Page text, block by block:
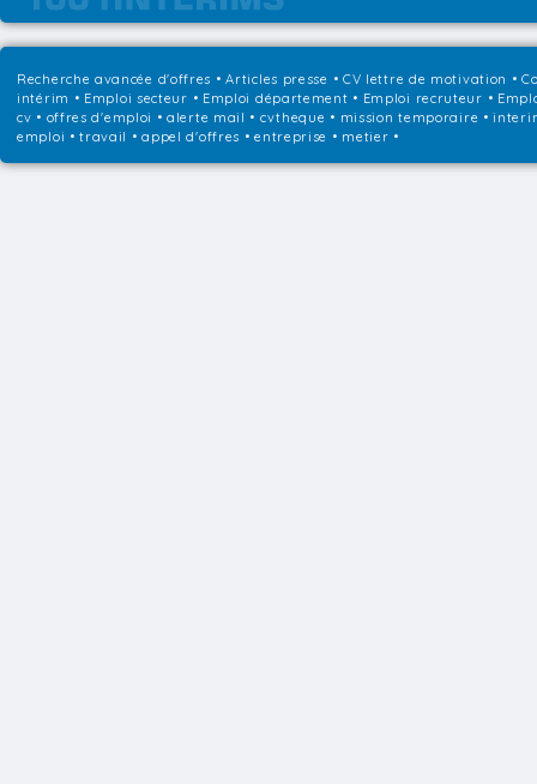
Recherche avancée d'offres •Articles presse • CV lettre de motivation •
intérim • Emploi secteur • Emploi département • Emploi recruteur •
cv • offres d'emploi • alerte mail • cvtheque • mission temporaire •
emploi • travail • appel d'offres • entreprise • metier •